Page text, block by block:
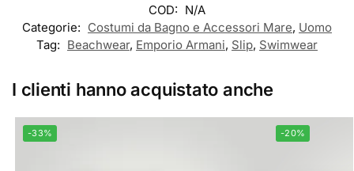
COD: N/A
Categorie: Costumi da Bagno e Accessori Mare, Uomo
Tag: Beachwear, Emporio Armani, Slip, Swimwear
I clienti hanno acquistato anche
-33% -20%